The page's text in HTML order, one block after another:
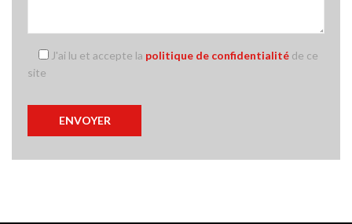
J'ai lu et accepte la politique de confidentialité de ce
site